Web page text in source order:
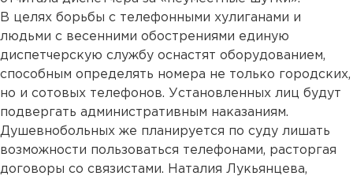
В целях борьбы с телефонными хулиганами и
людьми с весенними обострениями единую
диспетчерскую службу оснастят оборудованием,
способным определять номера не только городских,
но и сотовых телефонов. Установленных лиц будут
подвергать административным наказаниям.
Душевнобольных же планируется по суду лишать
возможности пользоваться телефонами, расторгая
договоры со связистами. Наталия Лукьянцева,